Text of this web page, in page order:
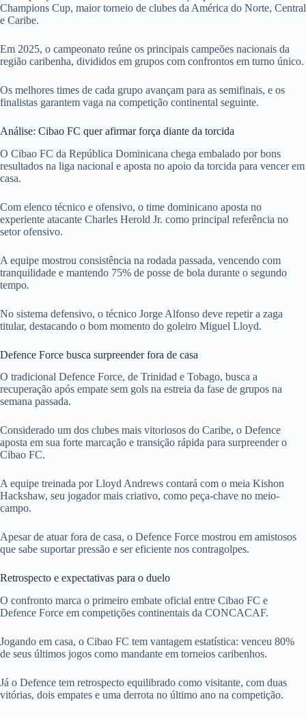
Champions Cup, maior torneio de clubes da América do Norte, Central
e Caribe.
Em 2025, o campeonato reúne os principais campeões nacionais da
região caribenha, divididos em grupos com confrontos em turno único.
Os melhores times de cada grupo avançam para as semifinais, e os
finalistas garantem vaga na competição continental seguinte.
Análise: Cibao FC quer afirmar força diante da torcida
O Cibao FC da República Dominicana chega embalado por bons
resultados na liga nacional e aposta no apoio da torcida para vencer em
casa.
Com elenco técnico e ofensivo, o time dominicano aposta no
experiente atacante Charles Herold Jr. como principal referência no
setor ofensivo.
A equipe mostrou consistência na rodada passada, vencendo com
tranquilidade e mantendo 75% de posse de bola durante o segundo
tempo.
No sistema defensivo, o técnico Jorge Alfonso deve repetir a zaga
titular, destacando o bom momento do goleiro Miguel Lloyd.
Defence Force busca surpreender fora de casa
O tradicional Defence Force, de Trinidad e Tobago, busca a
recuperação após empate sem gols na estreia da fase de grupos na
semana passada.
Considerado um dos clubes mais vitoriosos do Caribe, o Defence
aposta em sua forte marcação e transição rápida para surpreender o
Cibao FC.
A equipe treinada por Lloyd Andrews contará com o meia Kishon
Hackshaw, seu jogador mais criativo, como peça-chave no meio-
campo.
Apesar de atuar fora de casa, o Defence Force mostrou em amistosos
que sabe suportar pressão e ser eficiente nos contragolpes.
Retrospecto e expectativas para o duelo
O confronto marca o primeiro embate oficial entre Cibao FC e
Defence Force em competições continentais da CONCACAF.
Jogando em casa, o Cibao FC tem vantagem estatística: venceu 80%
de seus últimos jogos como mandante em torneios caribenhos.
Já o Defence tem retrospecto equilibrado como visitante, com duas
vitórias, dois empates e uma derrota no último ano na competição.